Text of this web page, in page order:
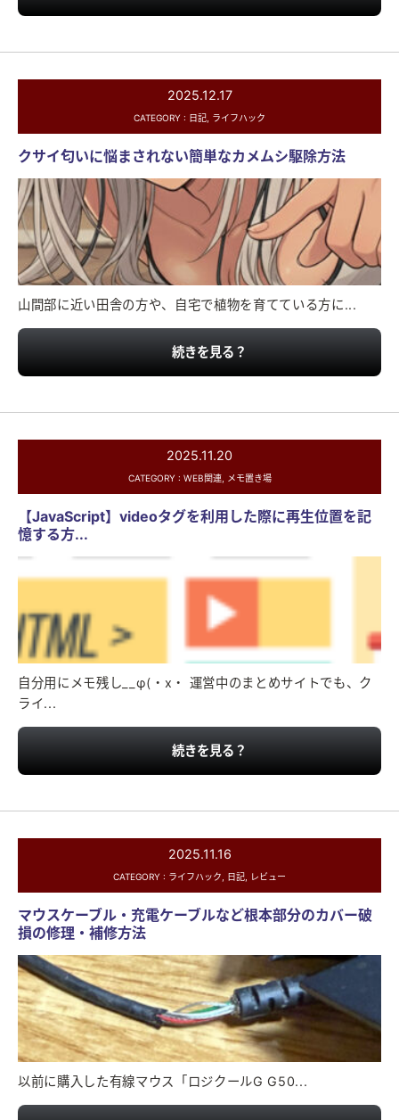
2025.12.17
CATEGORY : 日記 ライフハック
クサイ匂いに悩まされない簡単なカメムシ駆除方法
山間部に近い田舎の方や、自宅で植物を育てている方に...
続きを見る？
2025.11.20
CATEGORY : WEB関連, メモ置き場
【JavaScript】videoタグを利用した際に再生位置を記
憶する方...
自分用にメモ残し__φ(・x・ 運営中のまとめサイトでも、ク
ライ...
続きを見る？
2025.11.16
CATEGORY : ライフハック 日記 レビュー
マウスケーブル・充電ケーブルなど根本部分のカバー破
損の修理・補修方法
以前に購入した有線マウス「ロジクールG G50...